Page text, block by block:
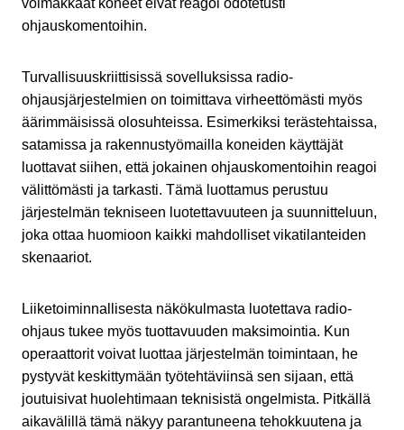
ohjauskomentoihin.
Turvallisuuskriittisissä sovelluksissa radio-
ohjausjärjestelmien on toimittava virheettömästi myös
äärimmäisissä olosuhteissa. Esimerkiksi terästehtaissa,
satamissa ja rakennustyömailla koneiden käyttäjät
luottavat siihen, että jokainen ohjauskomentoihin reagoi
välittömästi ja tarkasti. Tämä luottamus perustuu
järjestelmän tekniseen luotettavuuteen ja suunnitteluun,
joka ottaa huomioon kaikki mahdolliset vikatilanteiden
skenaariot.
Liiketoiminnallisesta näkökulmasta luotettava radio-
ohjaus tukee myös tuottavuuden maksimointia. Kun
operaattorit voivat luottaa järjestelmän toimintaan, he
pystyvät keskittymään työtehtäviinsä sen sijaan, että
joutuisivat huolehtimaan teknisistä ongelmista. Pitkällä
aikavälillä tämä näkyy parantuneena tehokkuutena ja